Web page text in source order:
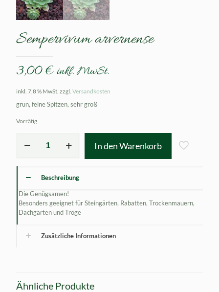
Sempervivum arvernense
3,00€ inkl. MwSt.
inkl. 7,8 % MwSt. zzgl. Versandkosten
grün, feine Spitzen, sehr groß
Vorrätig
arvernense
In den Warenkorb
Beschreibung
Die Genügsamen!
Besonders geeignet für Steingärten, Rabatten, Trockenmauern,
Dachgärten und Tröge
Zusätzliche Informationen
Ähnliche Produkte